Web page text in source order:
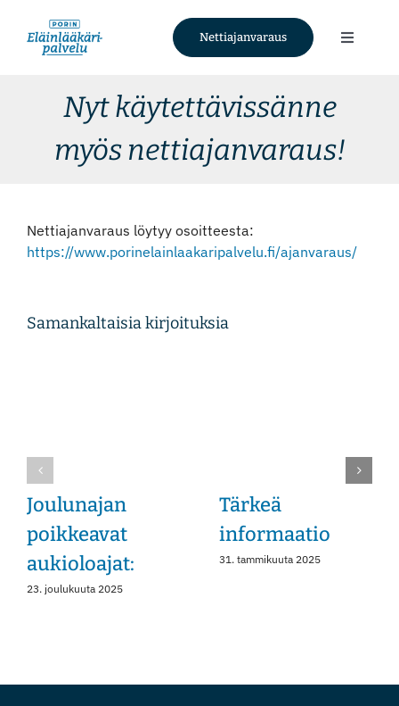
content
Nettiajanvaraus
Toggle
Tietoa meistä
Yhteystiedot
Nettiajanvaraus
Nyt käytettävissänne
myös nettiajanvaraus!
Nettiajanvaraus löytyy osoitteesta:
https://www.porinelainlaakaripalvelu.fi/ajanvaraus/
Samankaltaisia kirjoituksia
Joulunajan
poikkeavat
aukioloajat:
23. joulukuuta 2025
Tärkeä
informaatio
31. tammikuuta 2025